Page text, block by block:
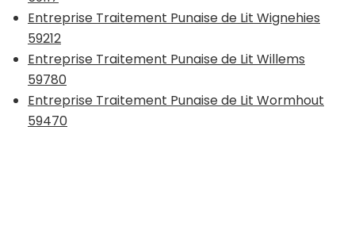
Entreprise Traitement Punaise de Lit Wignehies
59212
Entreprise Traitement Punaise de Lit Willems
59780
Entreprise Traitement Punaise de Lit Wormhout
59470